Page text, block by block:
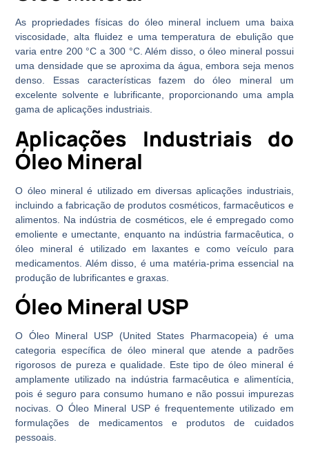
As propriedades físicas do óleo mineral incluem uma baixa
viscosidade, alta fluidez e uma temperatura de ebulição que
varia entre 200 °C a 300 °C. Além disso, o óleo mineral possui
uma densidade que se aproxima da água, embora seja menos
denso. Essas características fazem do óleo mineral um
excelente solvente e lubrificante, proporcionando uma ampla
gama de aplicações industriais.
Aplicações Industriais do
Óleo Mineral
O óleo mineral é utilizado em diversas aplicações industriais,
incluindo a fabricação de produtos cosméticos, farmacêuticos e
alimentos. Na indústria de cosméticos, ele é empregado como
emoliente e umectante, enquanto na indústria farmacêutica, o
óleo mineral é utilizado em laxantes e como veículo para
medicamentos. Além disso, é uma matéria-prima essencial na
produção de lubrificantes e graxas.
Óleo Mineral USP
O Óleo Mineral USP (United States Pharmacopeia) é uma
categoria específica de óleo mineral que atende a padrões
rigorosos de pureza e qualidade. Este tipo de óleo mineral é
amplamente utilizado na indústria farmacêutica e alimentícia,
pois é seguro para consumo humano e não possui impurezas
nocivas. O Óleo Mineral USP é frequentemente utilizado em
formulações de medicamentos e produtos de cuidados
pessoais.